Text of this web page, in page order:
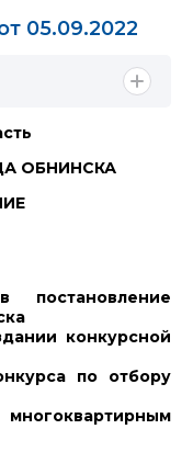
05.09.2022
ОБНИНСКА
конкурсной
по отбору